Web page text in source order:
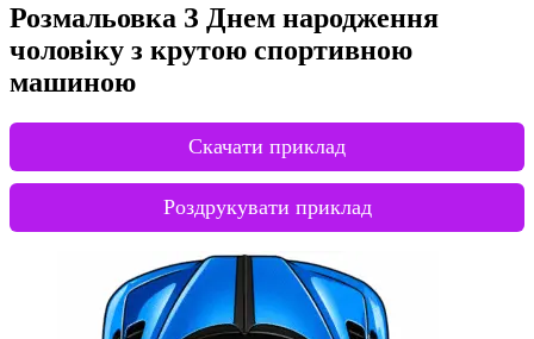
Розмальовка З Днем народження
чоловіку з крутою спортивною
машиною
Скачати приклад
Роздрукувати приклад